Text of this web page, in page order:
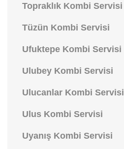
Topraklık Kombi Servisi
Tüzün Kombi Servisi
Ufuktepe Kombi Servisi
Ulubey Kombi Servisi
Ulucanlar Kombi Servisi
Ulus Kombi Servisi
Uyanış Kombi Servisi